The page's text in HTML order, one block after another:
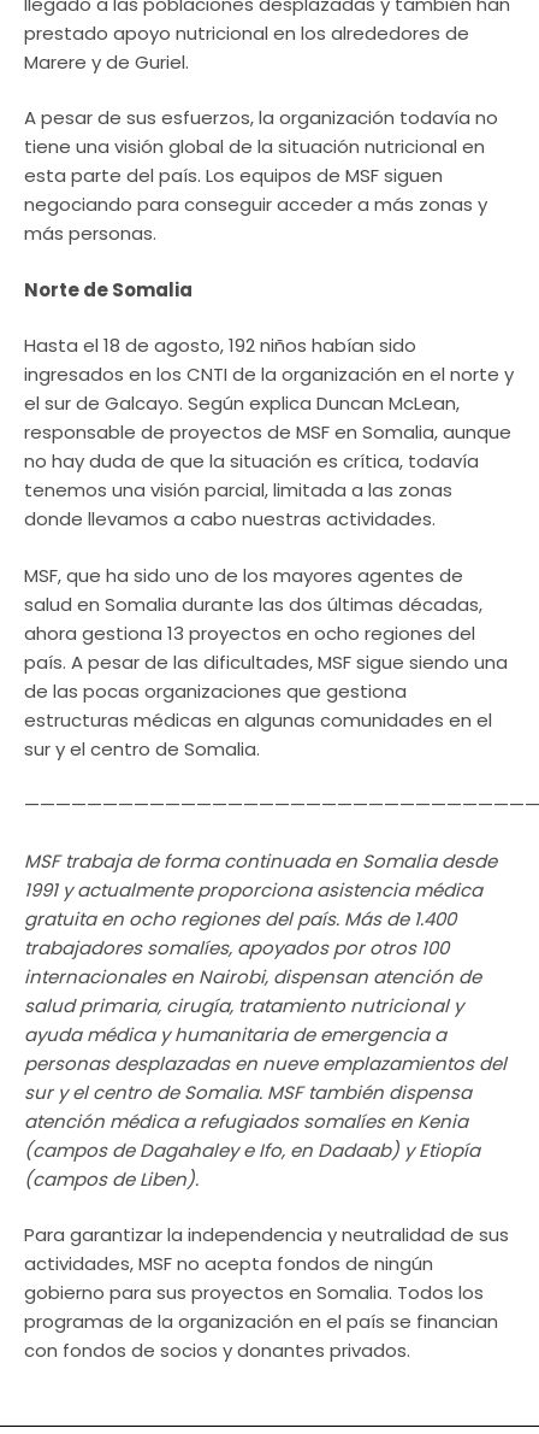
prestado apoyo nutricional en los alrededores de
Marere y de Guriel.
A pesar de sus esfuerzos, la organización todavía no
tiene una visión global de la situación nutricional en
esta parte del país. Los equipos de MSF siguen
negociando para conseguir acceder a más zonas y
más personas.
Norte de Somalia
Hasta el 18 de agosto, 192 niños habían sido
ingresados en los CNTI de la organización en el norte y
el sur de Galcayo. Según explica Duncan McLean,
responsable de proyectos de MSF en Somalia, aunque
no hay duda de que la situación es crítica, todavía
tenemos una visión parcial, limitada a las zonas
donde llevamos a cabo nuestras actividades.
MSF, que ha sido uno de los mayores agentes de
salud en Somalia durante las dos últimas décadas,
ahora gestiona 13 proyectos en ocho regiones del
país. A pesar de las dificultades, MSF sigue siendo una
de las pocas organizaciones que gestiona
estructuras médicas en algunas comunidades en el
sur y el centro de Somalia.
MSF trabaja de forma continuada en Somalia desde
1991 y actualmente proporciona asistencia médica
gratuita en ocho regiones del país. Más de 1.400
trabajadores somalíes, apoyados por otros 100
internacionales en Nairobi, dispensan atención de
salud primaria, cirugía, tratamiento nutricional y
ayuda médica y humanitaria de emergencia a
personas desplazadas en nueve emplazamientos del
sur y el centro de Somalia. MSF también dispensa
atención médica a refugiados somalíes en Kenia
(campos de Dagahaley e Ifo, en Dadaab) y Etiopía
(campos de Liben).
Para garantizar la independencia y neutralidad de sus
actividades, MSF no acepta fondos de ningún
gobierno para sus proyectos en Somalia. Todos los
programas de la organización en el país se financian
con fondos de socios y donantes privados.